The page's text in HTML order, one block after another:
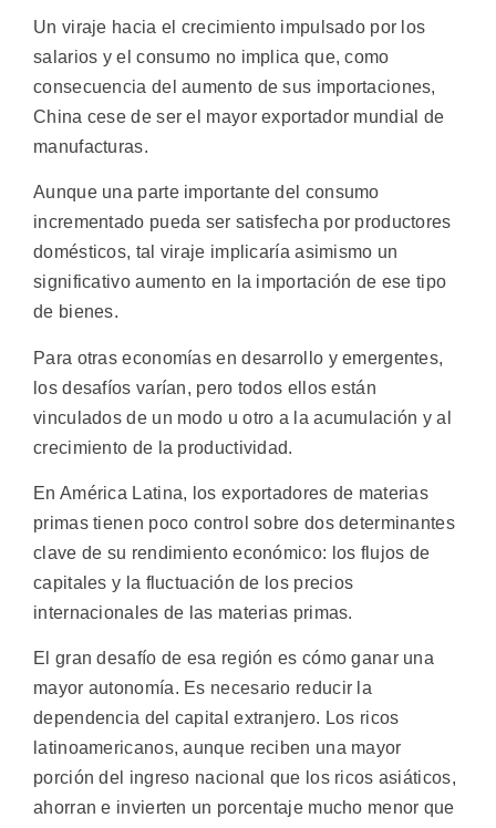
Un viraje hacia el crecimiento impulsado por los
salarios y el consumo no implica que, como
consecuencia del aumento de sus importaciones,
China cese de ser el mayor exportador mundial de
manufacturas.
Aunque una parte importante del consumo
incrementado pueda ser satisfecha por productores
domésticos, tal viraje implicaría asimismo un
significativo aumento en la importación de ese tipo
de bienes.
Para otras economías en desarrollo y emergentes,
los desafíos varían, pero todos ellos están
vinculados de un modo u otro a la acumulación y al
crecimiento de la productividad.
En América Latina, los exportadores de materias
primas tienen poco control sobre dos determinantes
clave de su rendimiento económico: los flujos de
capitales y la fluctuación de los precios
internacionales de las materias primas.
El gran desafío de esa región es cómo ganar una
mayor autonomía. Es necesario reducir la
dependencia del capital extranjero. Los ricos
latinoamericanos, aunque reciben una mayor
porción del ingreso nacional que los ricos asiáticos,
ahorran e invierten un porcentaje mucho menor que